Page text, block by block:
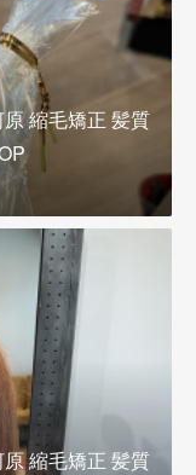
縮毛矯正 髪質
縮毛矯正 髪質